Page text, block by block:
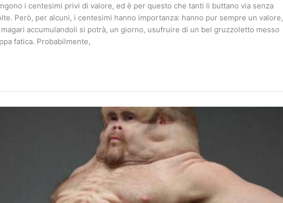
i centesimi privi di valore, ed è per questo che tanti li buttano via senza
Però, per alcuni, i centesimi hanno importanza: hanno pur sempre un valore,
accumulandoli si potrà, un giorno, usufruire di un bel gruzzoletto messo
fatica. Probabilmente,